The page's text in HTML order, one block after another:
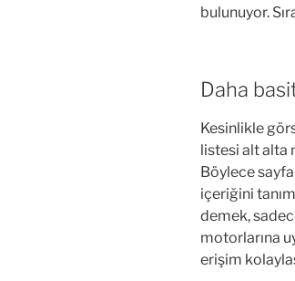
bulunuyor.
Daha
Kesinlikle
listesi alt alta
Böylece
içeriğini
demek,
motorlarına
erişim